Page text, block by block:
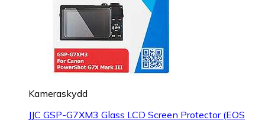
Kameraskydd
JJC GSP-G7XM3 Glass LCD Screen Protector (EOS